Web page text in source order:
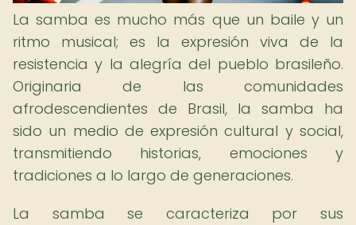
La samba es mucho más que un baile y un
ritmo musical; es la expresión viva de la
resistencia y la alegría del pueblo brasileño.
Originaria de las comunidades
afrodescendientes de Brasil, la samba ha
sido un medio de expresión cultural y social,
transmitiendo historias, emociones y
tradiciones a lo largo de generaciones.
La samba se caracteriza por sus